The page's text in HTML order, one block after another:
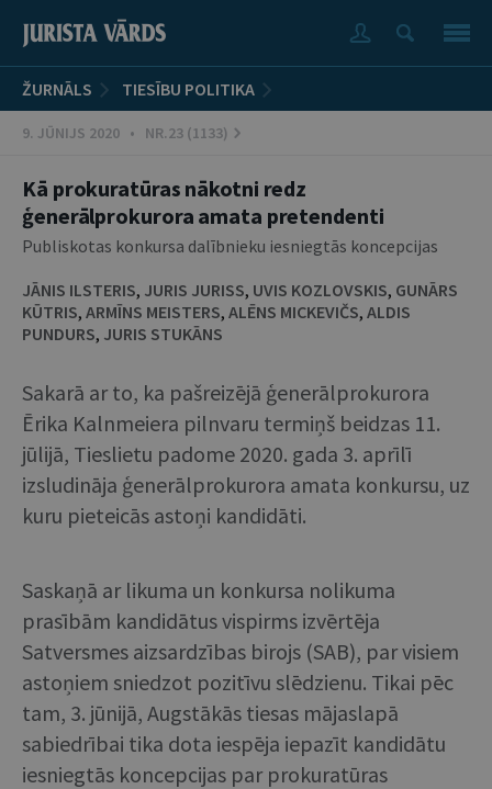
ŽURNĀLS TIESĪBU POLITIKA
9. JŪNIJS 2020 • NR.23 (1133)
Kā prokuratūras nākotni redz
ģenerālprokurora amata pretendenti
Publiskotas konkursa dalībnieku iesniegtās koncepcijas
JĀNIS ILSTERIS, JURIS JURISS, UVIS KOZLOVSKIS, GUNĀRS
KŪTRIS, ARMĪNS MEISTERS, ALĒNS MICKEVIČS, ALDIS
PUNDURS, JURIS STUKĀNS
Sakarā ar to, ka pašreizējā ģenerālprokurora
Ērika Kalnmeiera pilnvaru termiņš beidzas 11.
jūlijā, Tieslietu padome 2020. gada 3. aprīlī
izsludināja ģenerālprokurora amata konkursu, uz
kuru pieteicās astoņi kandidāti.
Saskaņā ar likuma un konkursa nolikuma
prasībām kandidātus vispirms izvērtēja
Satversmes aizsardzības birojs (SAB), par visiem
astoņiem sniedzot pozitīvu slēdzienu. Tikai pēc
tam, 3. jūnijā, Augstākās tiesas mājaslapā
sabiedrībai tika dota iespēja iepazīt kandidātu
iesniegtās koncepcijas par prokuratūras